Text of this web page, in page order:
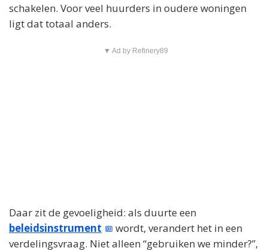
schakelen. Voor veel huurders in oudere woningen
ligt dat totaal anders.
▼ Ad by Refinery89
Daar zit de gevoeligheid: als duurte een
beleidsinstrument
wordt, verandert het in een
verdelingsvraag. Niet alleen “gebruiken we minder?”,